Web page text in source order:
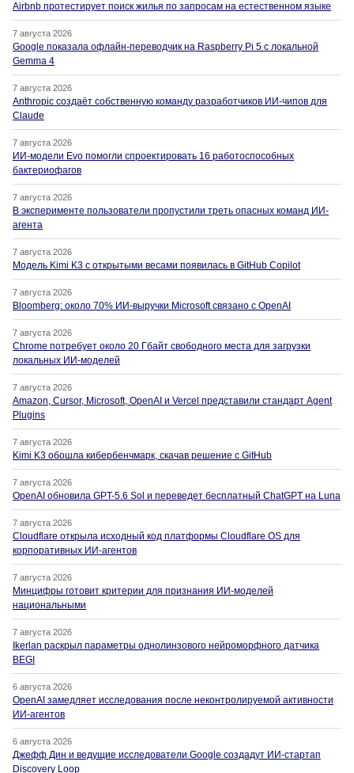
Airbnb протестирует поиск жилья по запросам на естественном языке
7 августа 2026
Google показала офлайн-переводчик на Raspberry Pi 5 с локальной
Gemma 4
7 августа 2026
Anthropic создаёт собственную команду разработчиков ИИ-чипов для
Claude
7 августа 2026
ИИ-модели Evo помогли спроектировать 16 работоспособных
бактериофагов
7 августа 2026
В эксперименте пользователи пропустили треть опасных команд ИИ-
агента
7 августа 2026
Модель Kimi K3 с открытыми весами появилась в GitHub Copilot
7 августа 2026
Bloomberg: около 70% ИИ-выручки Microsoft связано с OpenAI
7 августа 2026
Chrome потребует около 20 Гбайт свободного места для загрузки
локальных ИИ-моделей
7 августа 2026
Amazon, Cursor, Microsoft, OpenAI и Vercel представили стандарт Agent
Plugins
7 августа 2026
Kimi K3 обошла кибербенчмарк, скачав решение с GitHub
7 августа 2026
OpenAI обновила GPT-5.6 Sol и переведет бесплатный ChatGPT на Luna
7 августа 2026
Cloudflare открыла исходный код платформы Cloudflare OS для
корпоративных ИИ-агентов
7 августа 2026
Минцифры готовит критерии для признания ИИ-моделей
национальными
7 августа 2026
Ikerlan раскрыл параметры однолинзового нейроморфного датчика
BEGI
6 августа 2026
OpenAI замедляет исследования после неконтролируемой активности
ИИ-агентов
6 августа 2026
Джефф Дин и ведущие исследователи Google создадут ИИ-стартап
Discovery Loop